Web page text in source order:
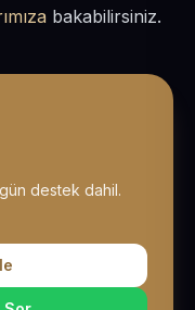
bakabilirsiniz.
destek dahil.